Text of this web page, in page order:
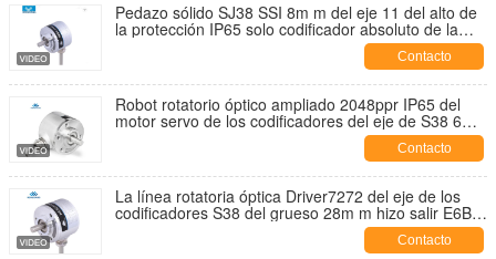
Pedazo sólido SJ38 SSI 8m m del eje 11 del alto de
la protección IP65 solo codificador absoluto de la
Contacto
Robot rotatorio óptico ampliado 2048ppr IP65 del
motor servo de los codificadores del eje de S38 6m
Contacto
La línea rotatoria óptica Driver7272 del eje de los
codificadores S38 del grueso 28m m hizo salir E6B2-
Contacto